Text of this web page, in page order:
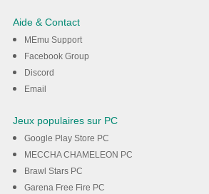
TikTok sur votre
Aide & Contact
MEmu Support
Facebook Group
Discord
Email
Jeux populaires sur PC
Google Play Store PC
MECCHA CHAMELEON PC
Brawl Stars PC
Garena Free Fire PC